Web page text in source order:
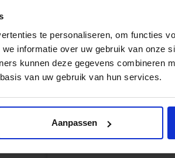
te personaliseren, om functies
informatie over uw gebruik van onze
kunnen deze gegevens combineren
van uw gebruik van hun services.
Aanpassen
Overwaarde